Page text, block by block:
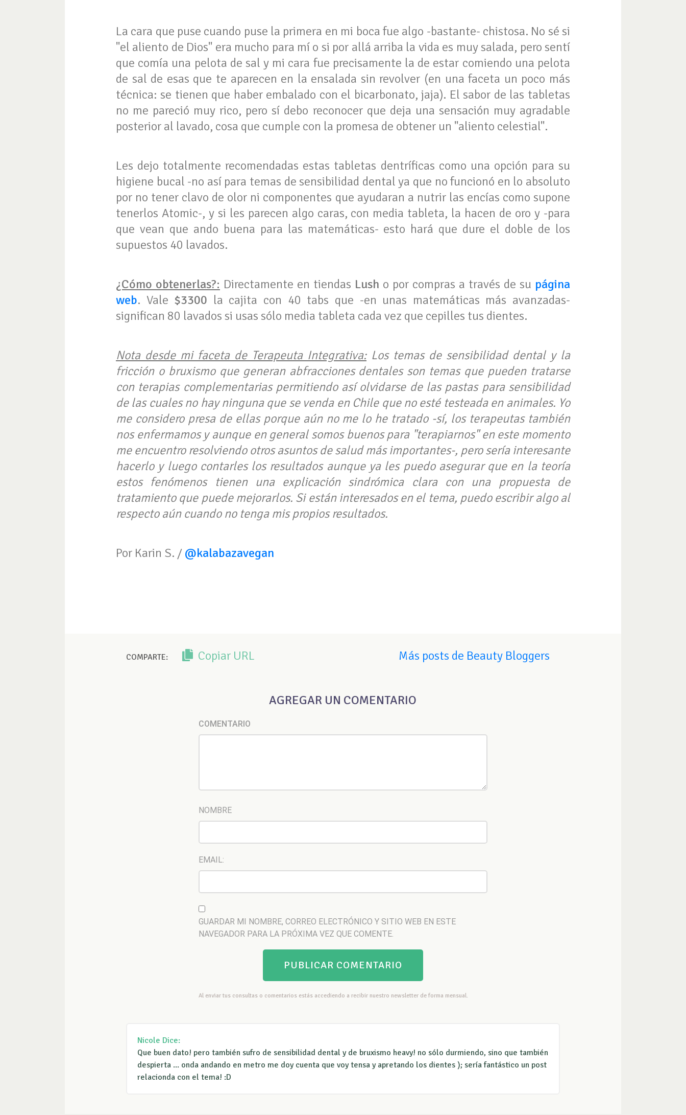
La cara que puse cuando puse la primera en mi boca fue algo -bastante- chistosa. No sé si
"el aliento de Dios" era mucho para mí o si por allá arriba la vida es muy salada, pero sentí
que comía una pelota de sal y mi cara fue precisamente la de estar comiendo una pelota
de sal de esas que te aparecen en la ensalada sin revolver (en una faceta un poco más
técnica: se tienen que haber embalado con el bicarbonato, jaja). El sabor de las tabletas
no me pareció muy rico, pero sí debo reconocer que deja una sensación muy agradable
posterior al lavado, cosa que cumple con la promesa de obtener un "aliento celestial".
Les dejo totalmente recomendadas estas tabletas dentríficas como una opción para su
higiene bucal -no así para temas de sensibilidad dental ya que no funcionó en lo absoluto
por no tener clavo de olor ni componentes que ayudaran a nutrir las encías como supone
tenerlos Atomic-, y si les parecen algo caras, con media tableta, la hacen de oro y -para
que vean que ando buena para las matemáticas- esto hará que dure el doble de los
supuestos 40 lavados.
¿Cómo obtenerlas?: Directamente en tiendas Lush o por compras a través de su página
web. Vale $3300 la cajita con 40 tabs que -en unas matemáticas más avanzadas-
significan 80 lavados si usas sólo media tableta cada vez que cepilles tus dientes.
Nota desde mi faceta de Terapeuta Integrativa:Los temas de sensibilidad dental y la
fricción o bruxismo que generan abfracciones dentales son temas que pueden tratarse
con terapias complementarias permitiendo así olvidarse de las pastas para sensibilidad
de las cuales no hay ninguna que se venda en Chile que no esté testeada en animales. Yo
me considero presa de ellas porque aún no me lo he tratado -sí, los terapeutas también
nos enfermamos y aunque en general somos buenos para "terapiarnos" en este momento
me encuentro resolviendo otros asuntos de salud más importantes-, pero sería interesante
hacerlo y luego contarles los resultados aunque ya les puedo asegurar que en la teoría
estos fenómenos tienen una explicación sindrómica clara con una propuesta de
tratamiento que puede mejorarlos. Si están interesados en el tema, puedo escribir algo al
respecto aún cuando no tenga mis propios resultados.
Por Karin S. / @kalabazavegan
COMPARTE: Copiar URL Más posts de Beauty Bloggers
AGREGAR UN COMENTARIO
COMENTARIO
NOMBRE
EMAIL:
GUARDAR MI NOMBRE, CORREO ELECTRÓNICO Y SITIO WEB EN ESTE
NAVEGADOR PARA LA PRÓXIMA VEZ QUE COMENTE.
Al enviar tus consultas o comentarios estás accediendo a recibir nuestro newsletter de forma mensual.
Nicole Dice:
Que buen dato! pero también sufro de sensibilidad dental y de bruxismo heavy! no sólo durmiendo, sino que también
despierta ... onda andando en metro me doy cuenta que voy tensa y apretando los dientes ); sería fantástico un post
relacionda con el tema! :D